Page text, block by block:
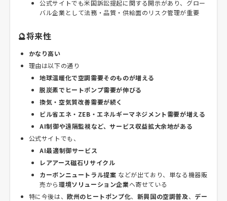
公式サイトでも米国訴訟提起に関する開示があり、グロー
バル企業として法務・品質・供給面のリスク管理が重要
🔮将来性
かなり高い
理由は以下の通り
地球温暖化で空調需要そのものが増える
脱炭素でヒートポンプ需要が伸びる
換気・空気質改善需要が続く
ビル省エネ・ZEB・エネルギーマネジメント需要が増える
AI制御や遠隔監視など、サービス収益拡大余地がある
公式サイトでも、
AI最適制御サービス
レアアース磁石リサイクル
カーボンニュートラル提案 などが出ており、単なる機器販
売から環境ソリューション企業へ寄せている
特に今後は、欧州のヒートポンプ化、 新興国の空調普及、 デー